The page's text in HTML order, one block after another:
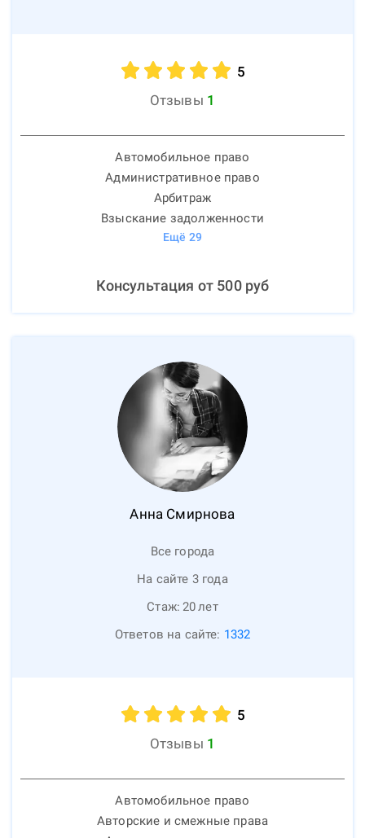
5
Отзывы 1
Автомобильное право
Административное право
Арбитраж
Взыскание задолженности
Ещё 29
Консультация от 500руб
Анна Смирнова
Все города
На сайте 3 года
Стаж: 20лет
Ответов на сайте: 1332
5
Отзывы 1
Автомобильное право
Авторские и смежные права